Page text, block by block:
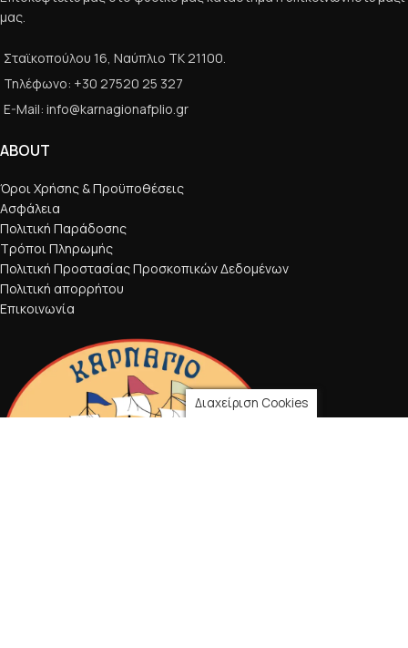
μας.
Σταϊκοπούλου 16, Ναύπλιο ΤΚ 21100.
Τηλέφωνο: +30 27520 25 327
E-Mail: info@karnagionafplio.gr
ABOUT
Όροι Χρήσης & Προϋποθέσεις
Ασφάλεια
Πολιτική Παράδοσης
Τρόποι Πληρωμής
Πολιτική Προστασίας Προσκοπικών Δεδομένων
Πολιτική απορρήτου
Επικοινωνία
Διαχείριση Cookies